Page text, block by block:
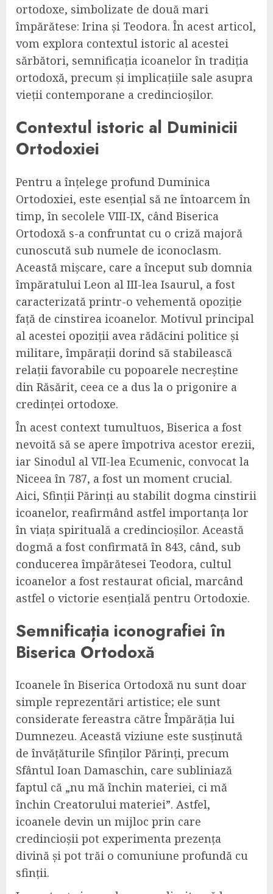
ortodoxe, simbolizate de două mari
împărătese: Irina și Teodora. În acest articol,
vom explora contextul istoric al acestei
sărbători, semnificația icoanelor în tradiția
ortodoxă, precum și implicațiile sale asupra
vieții contemporane a credincioșilor.
Contextul istoric al Duminicii
Ortodoxiei
Pentru a înțelege profund Duminica
Ortodoxiei, este esențial să ne întoarcem în
timp, în secolele VIII-IX, când Biserica
Ortodoxă s-a confruntat cu o criză majoră
cunoscută sub numele de iconoclasm.
Această mișcare, care a început sub domnia
împăratului Leon al III-lea Isaurul, a fost
caracterizată printr-o vehementă opoziție
față de cinstirea icoanelor. Motivul principal
al acestei opoziții avea rădăcini politice și
militare, împărații dorind să stabilească
relații favorabile cu popoarele necreștine
din Răsărit, ceea ce a dus la o prigonire a
credinței ortodoxe.
În acest context tumultuos, Biserica a fost
nevoită să se apere împotriva acestor erezii,
iar Sinodul al VII-lea Ecumenic, convocat la
Niceea în 787, a fost un moment crucial.
Aici, Sfinții Părinți au stabilit dogma cinstirii
icoanelor, reafirmând astfel importanța lor
în viața spirituală a credincioșilor. Această
dogmă a fost confirmată în 843, când, sub
conducerea împărătesei Teodora, cultul
icoanelor a fost restaurat oficial, marcând
astfel o victorie esențială pentru Ortodoxie.
Semnificația iconografiei în
Biserica Ortodoxă
Icoanele în Biserica Ortodoxă nu sunt doar
simple reprezentări artistice; ele sunt
considerate fereastra către Împărăția lui
Dumnezeu. Această viziune este susținută
de învățăturile Sfinților Părinți, precum
Sfântul Ioan Damaschin, care subliniază
faptul că „nu mă închin materiei, ci mă
închin Creatorului materiei”. Astfel,
icoanele devin un mijloc prin care
credincioșii pot experimenta prezența
divină și pot trăi o comuniune profundă cu
sfinții.